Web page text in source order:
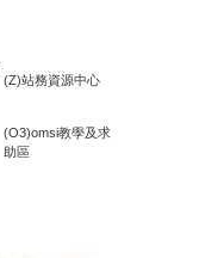
(Z)站務資源中心
(O3)omsi教學及求
助區